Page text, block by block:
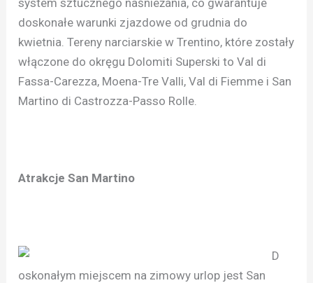
doskonałe warunki zjazdowe od grudnia do
kwietnia. Tereny narciarskie w Trentino, które zostały
włączone do okręgu Dolomiti Superski to Val di
Fassa-Carezza, Moena-Tre Valli, Val di Fiemme i San
Martino di Castrozza-Passo Rolle.
Atrakcje San Martino
D
oskonałym miejscem na zimowy urlop jest San